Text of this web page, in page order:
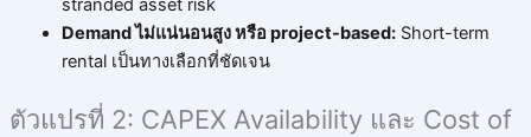
stranded asset risk
Demand ไม่แน่นอนสูง หรือ project-based:Short-term
rental เป็นทางเลือกที่ชัดเจน
ตัวแปรที่ 2: CAPEX Availability และ Cost of